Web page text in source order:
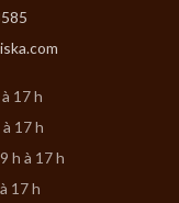
17 h
17 h
h à 17 h
17 h